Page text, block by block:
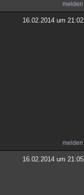
melden
16.02.2014 um 21:02
melden
16.02.2014 um 21:05